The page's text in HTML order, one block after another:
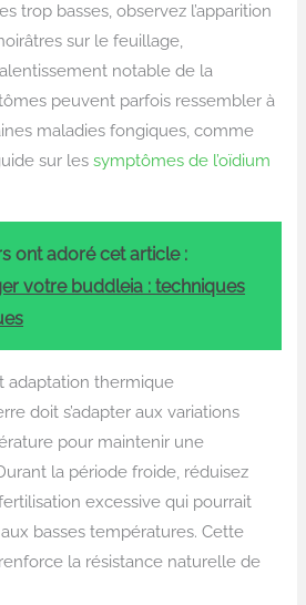
trop basses, observez l’apparition
sur le feuillage,
notable de la
peuvent parfois ressembler à
maladies fongiques, comme
sur lessymptômes de l’oïdium
ont adoré cet article :
votre buddleia : techniques
adaptation thermique
doit s’adapter aux variations
pour maintenir une
la période froide, réduisez
excessive qui pourrait
basses températures. Cette
la résistance naturelle de